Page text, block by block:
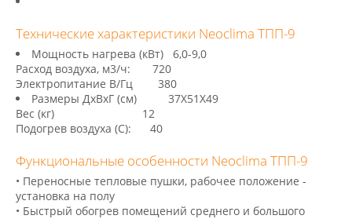
Технические характеристики Neoclima ТПП-9
Мощность нагрева (кВт) 6,0-9,0
Расход воздуха, м3/ч: 720
Электропитание В/Гц 380
Размеры ДхВхГ (см) 37Х51Х49
Вес (кг) 12
Подогрев воздуха (С): 40
Функциональные особенности Neoclima ТПП-9
• Переносные тепловые пушки, рабочее положение -
установка на полу
• Быстрый обогрев помещений среднего и большого